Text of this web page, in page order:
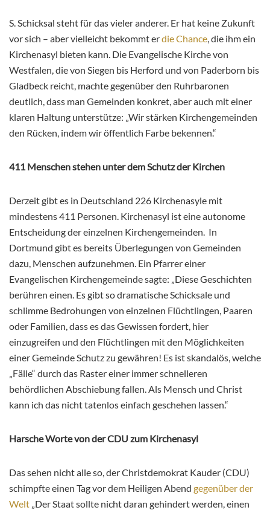
S. Schicksal steht für das vieler anderer. Er hat keine Zukunft
vor sich – aber vielleicht bekommt erdie Chance, die ihm ein
Kirchenasyl bieten kann. Die Evangelische Kirche von
Westfalen, die von Siegen bis Herford und von Paderborn bis
Gladbeck reicht, machte gegenüber den Ruhrbaronen
deutlich, dass man Gemeinden konkret, aber auch mit einer
klaren Haltung unterstütze: „Wir stärken Kirchengemeinden
den Rücken, indem wir öffentlich Farbe bekennen.“
411 Menschen stehen unter dem Schutz der Kirchen
Derzeit gibt es in Deutschland 226 Kirchenasyle mit
mindestens 411 Personen. Kirchenasyl ist eine autonome
Entscheidung der einzelnen Kirchengemeinden. In
Dortmund gibt es bereits Überlegungen von Gemeinden
dazu, Menschen aufzunehmen. Ein Pfarrer einer
Evangelischen Kirchengemeinde sagte: „Diese Geschichten
berühren einen. Es gibt so dramatische Schicksale und
schlimme Bedrohungen von einzelnen Flüchtlingen, Paaren
oder Familien, dass es das Gewissen fordert, hier
einzugreifen und den Flüchtlingen mit den Möglichkeiten
einer Gemeinde Schutz zu gewähren! Es ist skandalös, welche
„Fälle“ durch das Raster einer immer schnelleren
behördlichen Abschiebung fallen. Als Mensch und Christ
kann ich das nicht tatenlos einfach geschehen lassen.“
Harsche Worte von der CDU zum Kirchenasyl
Das sehen nicht alle so, der Christdemokrat Kauder (CDU)
schimpfte einen Tag vor dem Heiligen Abend gegenüber der
Welt „Der Staat sollte nicht daran gehindert werden, einen